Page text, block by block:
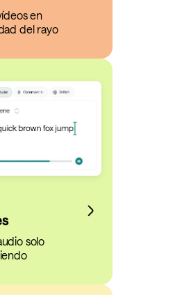
en
del rayo
solo